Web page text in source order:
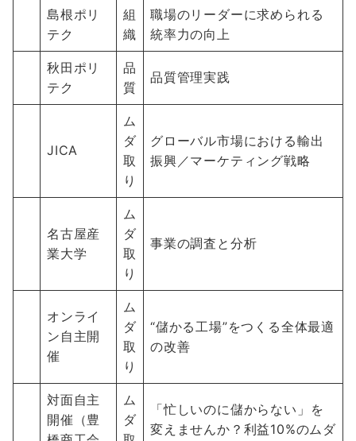
島根ポリ
テク
組
織
職場のリーダーに求められる
統率力の向上
秋田ポリ
テク
品
質
品質管理実践
JICA
ム
ダ
取
り
グローバル市場における輸出
振興／マーケティング戦略
名古屋産
業大学
ム
ダ
取
り
事業の調査と分析
オンライ
ン自主開
催
ム
ダ
取
り
“儲かる工場”をつくる全体最適
の改善
対面自主
開催（豊
ム
ダ
「忙しいのに儲からない」を
変えませんか？利益10%のムダ